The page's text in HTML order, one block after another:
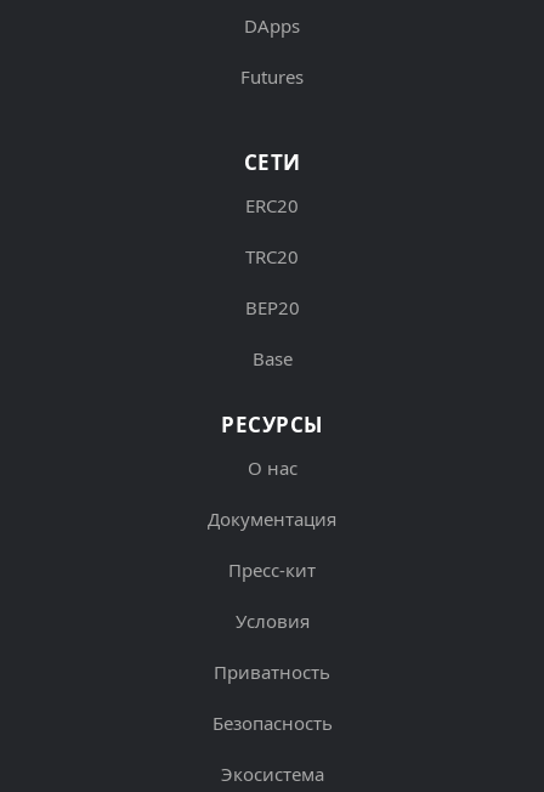
DApps
Futures
СЕТИ
ERC20
TRC20
BEP20
Base
РЕСУРСЫ
О нас
Документация
Пресс-кит
Условия
Приватность
Безопасность
Экосистема